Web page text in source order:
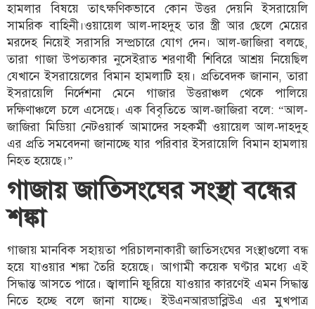
হামলার বিষয়ে তাৎক্ষণিকভাবে কোন উত্তর দেয়নি ইসরায়েলি
সামরিক বাহিনী।ওয়ায়েল আল-দাহদুহ তার স্ত্রী আর ছেলে মেয়ের
মরদেহ নিয়েই সরাসরি সম্প্রচারে যোগ দেন। আল-জাজিরা বলছে,
তারা গাজা উপত্যকার নুসেইরাত শরণার্থী শিবিরে আশ্রয় নিয়েছিল
যেখানে ইসরায়েলের বিমান হামলাটি হয়। প্রতিবেদক জানান, তারা
ইসরায়েলি নির্দেশনা মেনে গাজার উত্তরাঞ্চল থেকে পালিয়ে
দক্ষিণাঞ্চলে চলে এসেছে। এক বিবৃতিতে আল-জাজিরা বলে: “আল-
জাজিরা মিডিয়া নেটওয়ার্ক আমাদের সহকর্মী ওয়ায়েল আল-দাহদুহ
এর প্রতি সমবেদনা জানাচ্ছে যার পরিবার ইসরায়েলি বিমান হামলায়
নিহত হয়েছে।”
গাজায় জাতিসংঘের সংস্থা বন্ধের
শঙ্কা
গাজায় মানবিক সহায়তা পরিচালনাকারী জাতিসংঘের সংস্থাগুলো বন্ধ
হয়ে যাওয়ার শঙ্কা তৈরি হয়েছে। আগামী কয়েক ঘণ্টার মধ্যে এই
সিদ্ধান্ত আসতে পারে। জ্বালানি ফুরিয়ে যাওয়ার কারণেই এমন সিদ্ধান্ত
নিতে হচ্ছে বলে জানা যাচ্ছে। ইউএনআরডাব্লিউএ এর মুখপাত্র